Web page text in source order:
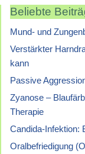
Beliebte
Mund- und
Verstärkter
kann
Passive
Zyanose –
Therapie
Candida-Infektion:
Oralbefriedigung